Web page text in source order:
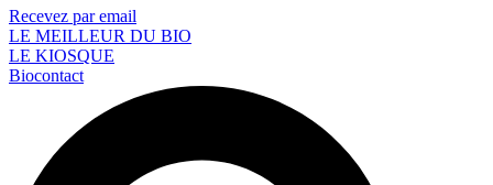
Recevez par email
LE MEILLEUR DU BIO
LE KIOSQUE
Biocontact